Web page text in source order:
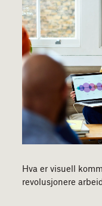
Hva er visuell
revolusjonere